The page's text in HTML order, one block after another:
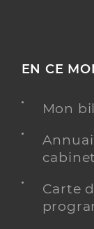
EN CE
Mon
Carte